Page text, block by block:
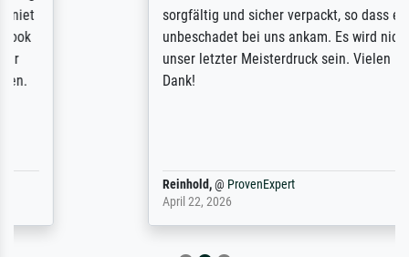
sorgfältig und sicher verpackt, so dass es
unbeschadet bei uns ankam. Es wird nicht
unser letzter Meisterdruck sein. Vielen
ProvenExpert